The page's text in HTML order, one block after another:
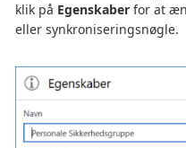
klik på Egenskaber for at
eller synkroniseringsnøgle.